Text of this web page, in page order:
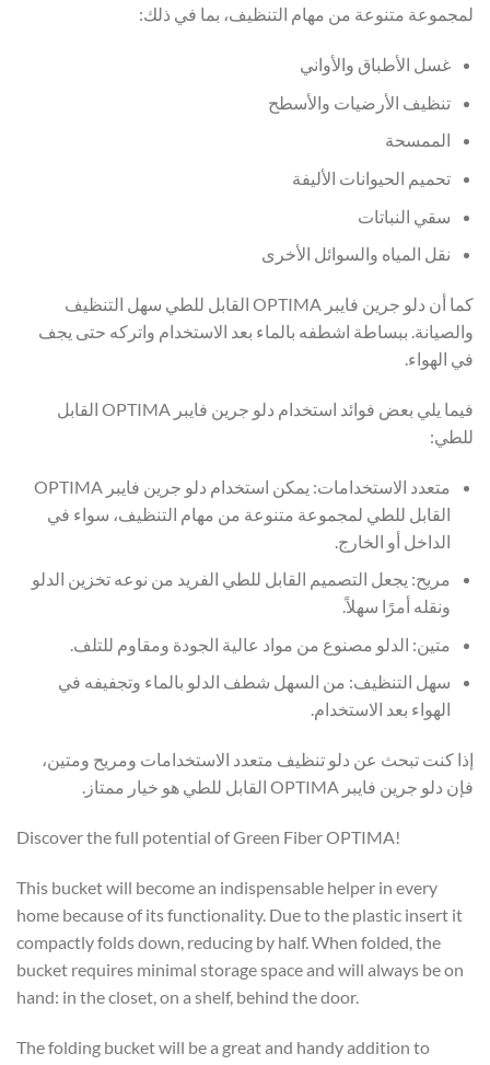
لمجموعة متنوعة من مهام التنظيف، بما في ذلك:
غسل الأطباق والأواني
تنظيف الأرضيات والأسطح
الممسحة
تحميم الحيوانات الأليفة
سقي النباتات
نقل المياه والسوائل الأخرى
كما أن دلو جرين فايبر OPTIMA القابل للطي سهل التنظيف
والصيانة. ببساطة اشطفه بالماء بعد الاستخدام واتركه حتى يجف
في الهواء.
فيما يلي بعض فوائد استخدام دلو جرين فايبر OPTIMA القابل
للطي:
متعدد الاستخدامات:
يمكن استخدام دلو جرين فايبر OPTIMA
القابل للطي لمجموعة متنوعة من مهام التنظيف، سواء في
الداخل أو الخارج.
مريح: يجعل التصميم القابل للطي الفريد من نوعه تخزين الدلو
ونقله أمرًا سهلاً.
متين: الدلو مصنوع من مواد عالية الجودة ومقاوم للتلف.
سهل التنظيف: من السهل شطف الدلو بالماء وتجفيفه في
الهواء بعد الاستخدام.
إذا كنت تبحث عن دلو تنظيف متعدد الاستخدامات ومريح ومتين،
فإن دلو جرين فايبر OPTIMA القابل للطي هو خيار ممتاز.
Discover the full potential of Green Fiber OPTIMA!
This bucket will become an indispensable helper in every
home because of its functionality. Due to the plastic insert it
compactly folds down, reducing by half. When folded, the
bucket requires minimal storage space and will always be on
hand: in the closet, on a shelf, behind the door.
The folding bucket will be a great and handy addition to